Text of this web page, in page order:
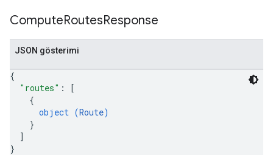
ComputeRoutesResponse
JSON gösterimi
{
"routes" :
[
{
object (Route)
}
]
}